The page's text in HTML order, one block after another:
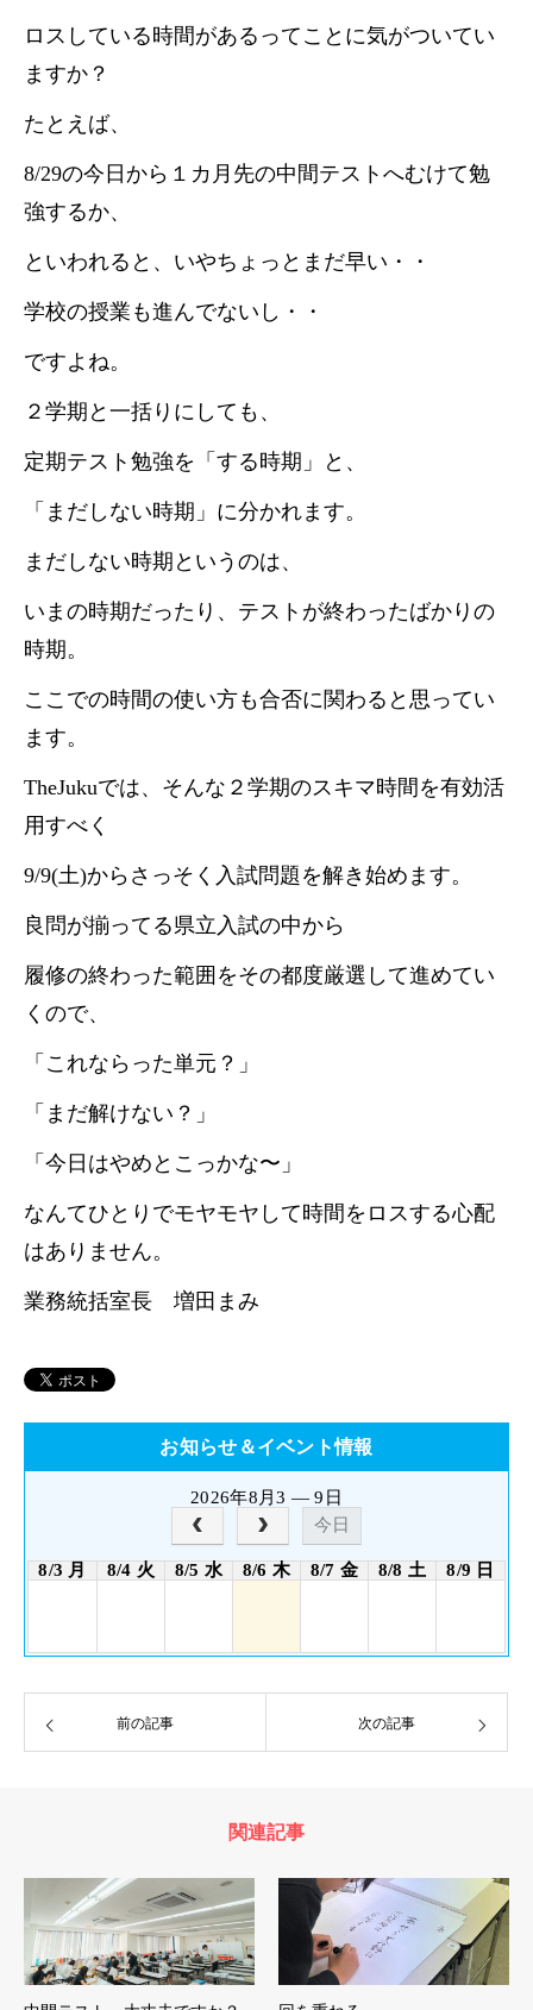
ロスしている時間があるってことに気がついてい
ますか？
たとえば、
8/29の今日から１カ月先の中間テストへむけて勉
強するか、
といわれると、いやちょっとまだ早い・・
学校の授業も進んでないし・・
ですよね。
２学期と一括りにしても、
定期テスト勉強を「する時期」と、
「まだしない時期」に分かれます。
まだしない時期というのは、
いまの時期だったり、テストが終わったばかりの
時期。
ここでの時間の使い方も合否に関わると思ってい
ます。
TheJukuでは、そんな２学期のスキマ時間を有効活
用すべく
9/9(土)からさっそく入試問題を解き始めます。
良問が揃ってる県立入試の中から
履修の終わった範囲をその都度厳選して進めてい
くので、
「これならった単元？」
「まだ解けない？」
「今日はやめとこっかな〜」
なんてひとりでモヤモヤして時間をロスする心配
はありません。
業務統括室長 増田まみ
お知らせ＆イベント情報
2026年8月3 — 9日
今日
8/3 月 8/4 火 8/5 水 8/6 木 8/7 金 8/8 土 8/9 日
前の記事 次の記事
関連記事